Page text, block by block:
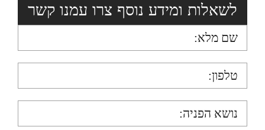
לשאלות ומידע נוסף צרו עמנו קשר